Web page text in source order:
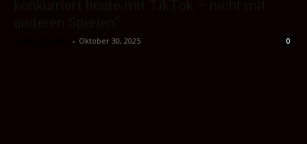
- Oktober 30, 2025 0